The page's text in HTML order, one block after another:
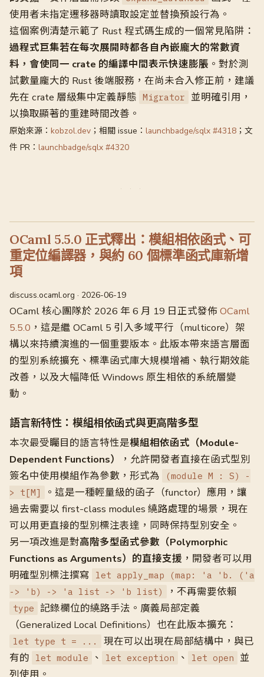
使用者未指定遷移器時讀取設定並替換預設行為。
這個案例清楚示範了 Rust 程式碼生成的一個常見陷阱：
過程式巨集若在每次展開時都各自內嵌龐大的常數資
料，會使同一 crate 的編譯中間表示快速膨脹 。對於測
試數量龐大的 Rust 後端服務，在尚未合入修正前，建議
先在 crate 層級集中定義靜態 Migrator
並明確引用，
以換取顯著的重建時間改善。
原始來源： kobzol.dev ；相關 issue： launchbadge/sqlx #4318 ；文
件 PR： launchbadge/sqlx #4320
OCaml 5.5.0 正式釋出：模組相依函式、可
重定位編譯器，與約 60 個標準函式庫新增
項
discuss.ocaml.org · 2026-06-19
OCaml 核心團隊於 2026 年 6 月 19 日正式發佈OCaml
5.5.0 ，這是繼 OCaml 5 引入多域平行（multicore）架
構以來持續演進的一個重要版本。此版本帶來語言層面
的型別系統擴充、標準函式庫大規模增補、執行期效能
改善，以及大幅降低 Windows 原生相依的系統層變
動。
語言新特性：模組相依函式與更高階多型
本次最受矚目的語言特性是模組相依函式（Module-
Dependent Functions）
，允許開發者直接在函式型別
簽名中使用模組作為參數，形式為
(module M : S) -
> t[M]
。這是一種輕量級的函子（functor）應用，讓
過去需要以 first-class modules 繞路處理的場景，現在
可以用更直接的型別標注表達，同時保持型別安全。
另一項改進是對高階多型函式參數（Polymorphic
Functions as Arguments）的直接支援 ，開發者可以用
明確型別標注撰寫
let apply_map (map: 'a 'b. ('a
-> 'b) -> 'a list -> 'b list)
，不再需要依賴
type
記錄欄位的繞路手法。廣義局部定義
（Generalized Local Definitions）也在此版本擴充：
let type t = ...
現在可以出現在局部結構中，與已
有的
let module 、 let exception 、 let open
並